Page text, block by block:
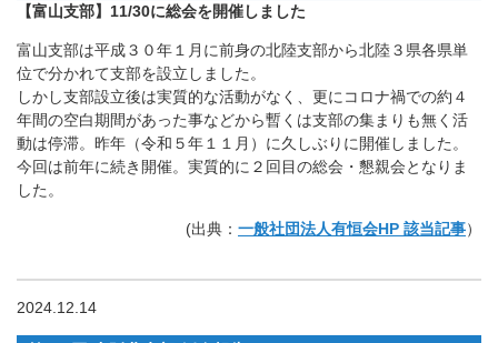
【富山支部】11/30に総会を開催しました
富山支部は平成３０年１月に前身の北陸支部から北陸３県各県単
位で分かれて支部を設立しました。
しかし支部設立後は実質的な活動がなく、更にコロナ禍での約４
年間の空白期間があった事などから暫くは支部の集まりも無く活
動は停滞。昨年（令和５年１１月）に久しぶりに開催しました。
今回は前年に続き開催。実質的に２回目の総会・懇親会となりま
した。
(出典： 一般社団法人有恒会HP 該当記事）
2024.12.14